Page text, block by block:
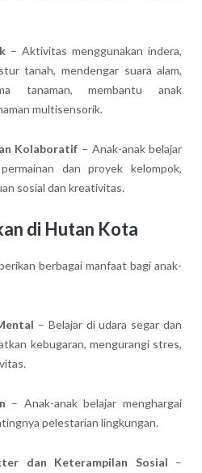
– Aktivitas menggunakan indera,
tanah, mendengar suara alam,
tanaman, membantu anak
multisensorik.
Kolaboratif – Anak-anak belajar
dan proyek kelompok,
sosial dan kreativitas.
di Hutan Kota
berbagai manfaat bagi anak-
– Belajar di udara segar dan
kebugaran, mengurangi stres,
– Anak-anak belajar menghargai
pelestarian lingkungan.
dan Keterampilan Sosial –